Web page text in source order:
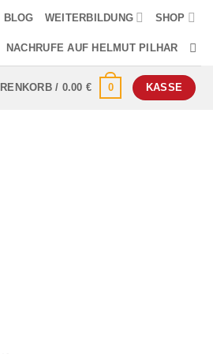
BLOG WEITERBILDUNG SHOP
NACHRUFE AUF HELMUT PILHAR
/ 0.00 € 0 KASSE